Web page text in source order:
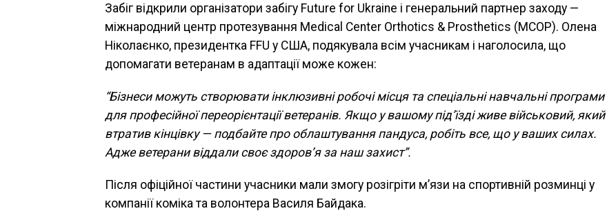
Забіг відкрили організатори забігу Future for Ukraine і генеральний партнер заходу —
міжнародний центр протезування Medical Center Orthotics & Prosthetics (MCOP). Олена
Ніколаєнко, президентка FFU у США, подякувала всім учасникам і наголосила, що
допомагати ветеранам в адаптації може кожен:
“Бізнеси можуть створювати інклюзивні робочі місця та спеціальні навчальні програми
для професійної переорієнтації ветеранів. Якщо у вашому під’їзді живе військовий, який
втратив кінцівку — подбайте про облаштування пандуса, робіть все, що у ваших силах.
Адже ветерани віддали своє здоров’я за наш захист”.
Після офіційної частини учасники мали змогу розігріти м’язи на спортивній розминці у
компанії коміка та волонтера Василя Байдака.